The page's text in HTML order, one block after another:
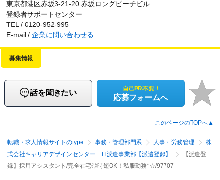
東京都港区赤坂3-21-20 赤坂ロングビーチビル
登録者サポートセンター
TEL / 0120-952-995
E-mail / 企業に問い合わせる
募集情報
話を聞きたい 自己PR不要！
応募フォームへ
このページのTOPへ▲
転職・求人情報サイトのtype 事務・管理部門系 人事・労務管理
株
式会社キャリアデザインセンター IT派遣事業部【派遣登録】
【派遣登
録】採用アシスタント/完全在宅◎時短OK！私服勤務*☆/97707